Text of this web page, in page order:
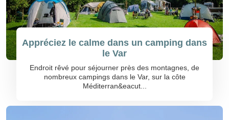
Appréciez le calme dans un camping dans
le Var
Endroit rêvé pour séjourner près des montagnes, de
nombreux campings dans le Var, sur la côte
Méditerran&eacut...